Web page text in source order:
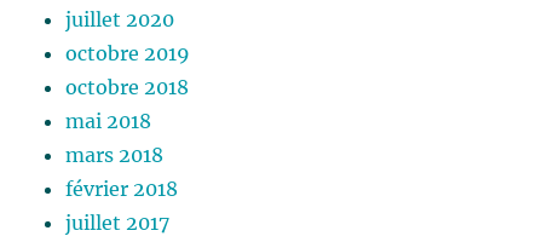
juillet 2020
octobre 2019
octobre 2018
mai 2018
mars 2018
février 2018
juillet 2017